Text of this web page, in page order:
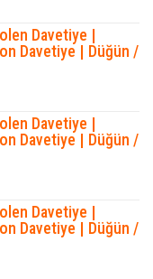
Davetiye |
Davetiye | Düğün /
Davetiye |
Davetiye | Düğün /
Davetiye |
Davetiye | Düğün /